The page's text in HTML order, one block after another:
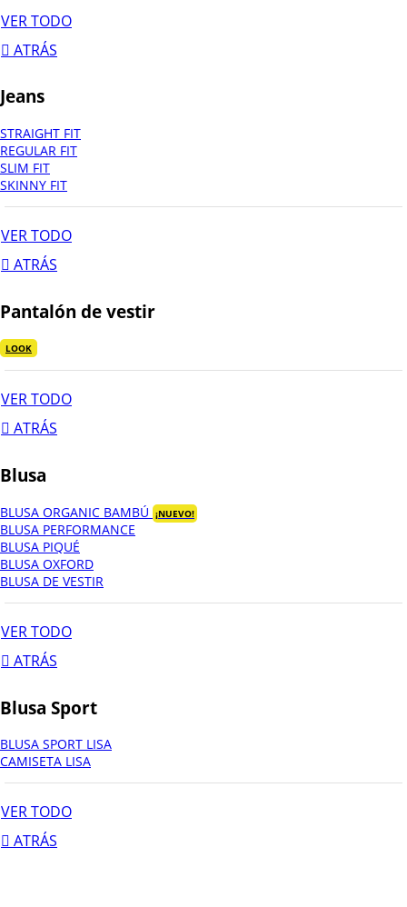
VER TODO
ATRÁS
Jeans
STRAIGHT FIT
REGULAR FIT
SLIM FIT
SKINNY FIT
VER TODO
ATRÁS
Pantalón de vestir
LOOK
VER TODO
ATRÁS
Blusa
BLUSA ORGANIC BAMBÚ ¡NUEVO!
BLUSA PERFORMANCE
BLUSA PIQUÉ
BLUSA OXFORD
BLUSA DE VESTIR
VER TODO
ATRÁS
Blusa Sport
BLUSA SPORT LISA
CAMISETA LISA
VER TODO
ATRÁS